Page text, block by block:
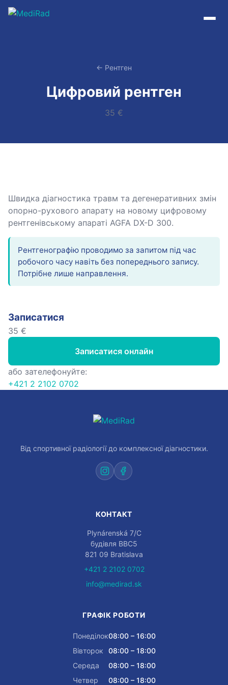
Пропустити
до
← Рентген
Цифровий рентген
35 €
Швидка діагностика травм та дегенеративних змін
опорно-рухового апарату на новому цифровому
рентгенівському апараті AGFA DX-D 300.
Рентгенографію проводимо за запитом під час
робочого часу навіть без попереднього запису.
Потрібне лише направлення.
Записатися
35 €
Записатися онлайн
або зателефонуйте:
+421 2 2102 0702
Від спортивної радіології до комплексної діагностики.
КОНТАКТ
Plynárenská 7/C
будівля BBC5
821 09 Bratislava
+421 2 2102 0702
info@medirad.sk
ГРАФІК РОБОТИ
Понеділок08:00 – 16:00
Вівторок
08:00 – 18:00
Середа
08:00 – 18:00
Четвер
08:00 – 18:00